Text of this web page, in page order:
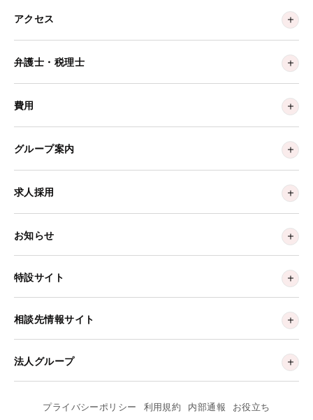
アクセス
弁護士・税理士
費用
グループ案内
求人採用
お知らせ
特設サイト
相談先情報サイト
法人グループ
プライバシーポリシー 利用規約 内部通報 お役立ち